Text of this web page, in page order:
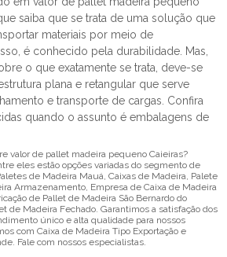
saiba que se trata de uma solução que
materiais por meio de
é conhecido pela durabilidade. Mas,
o que exatamente se trata, deve-se
plana e retangular que serve
e transporte de cargas. Confira
quando o assunto é embalagens de
valor de pallet madeira pequeno Caieiras?
eles estão opções variadas do segmento de
de Madeira Mauá, Caixas de Madeira, Palete
Armazenamento, Empresa de Caixa de Madeira
de Pallet de Madeira São Bernardo do
de Madeira Fechado. Garantimos a satisfação dos
único e alta qualidade para nossos
com Caixa de Madeira Tipo Exportação e
Fale com nossos especialistas.